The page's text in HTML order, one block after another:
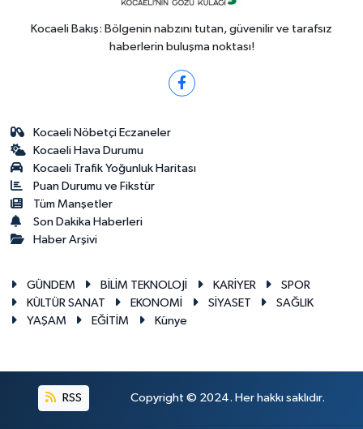
Kocaeli Bakış: Bölgenin nabzını tutan, güvenilir ve tarafsız
haberlerin buluşma noktası!
Kocaeli Nöbetçi Eczaneler
Kocaeli Hava Durumu
Kocaeli Trafik Yoğunluk Haritası
Puan Durumu ve Fikstür
Tüm Manşetler
Son Dakika Haberleri
Haber Arşivi
GÜNDEM BİLİM TEKNOLOJİ KARİYER
SPOR
KÜLTÜR SANAT
EKONOMİ SİYASET
SAĞLIK
YAŞAM
EĞİTİM Künye
RSS Copyright © 2024. Her hakkı saklıdır.